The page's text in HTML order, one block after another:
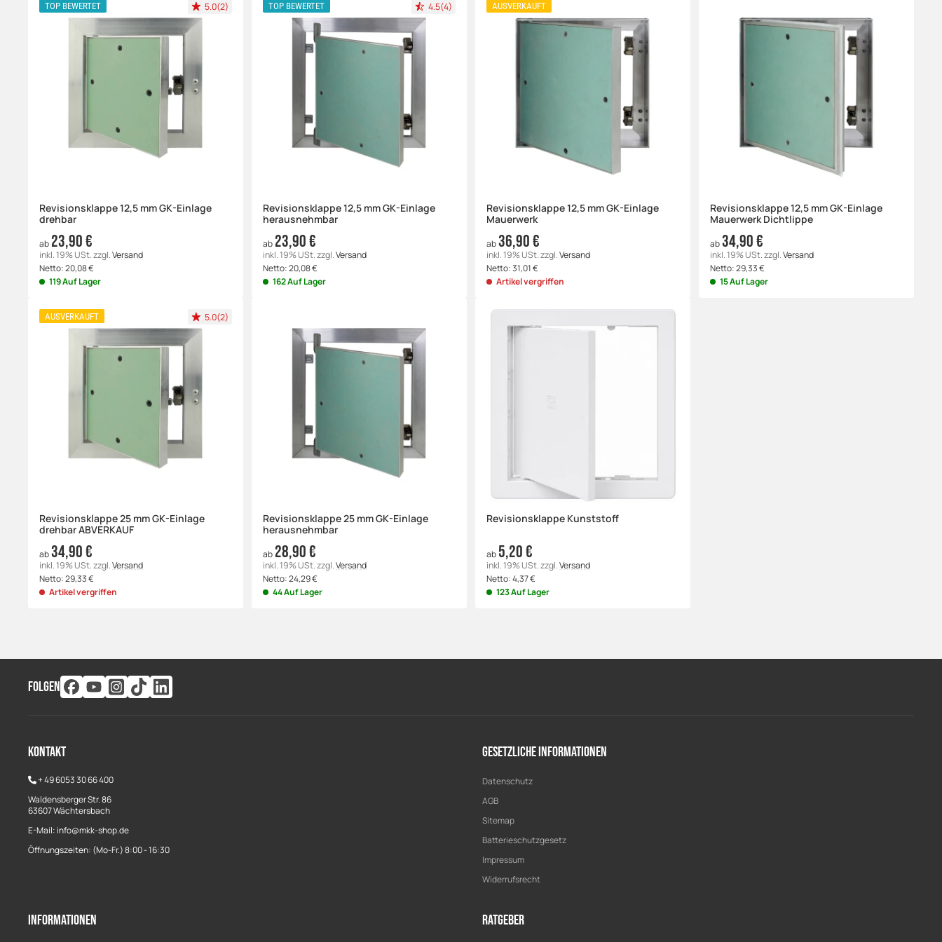
TOP BEWERTET 5.0(2)
Revisionsklappe 12,5 mm GK-Einlage
drehbar
ab 23,90 €
inkl. 19% USt.zzgl.Versand
Netto:20,08€
119 Auf Lager
TOP BEWERTET 4.5(4)
Revisionsklappe 12,5 mm GK-Einlage
herausnehmbar
ab 23,90 €
inkl. 19% USt.zzgl.Versand
Netto:20,08€
162 Auf Lager
AUSVERKAUFT
Revisionsklappe 12,5 mm GK-Einlage
Mauerwerk
ab36,90 €
inkl. 19% USt.zzgl.Versand
Netto:31,01€
Artikel vergriffen
Revisionsklappe 12,5 mm GK-Einlage
Mauerwerk Dichtlippe
ab34,90 €
inkl. 19% USt.zzgl.Versand
Netto:29,33€
15 Auf Lager
AUSVERKAUFT 5.0(2)
Revisionsklappe 25 mm GK-Einlage
drehbar ABVERKAUF
ab34,90 €
inkl. 19% USt.zzgl.Versand
Netto:29,33€
Artikel vergriffen
Revisionsklappe 25 mm GK-Einlage
herausnehmbar
ab 28,90 €
inkl. 19% USt.zzgl.Versand
Netto:24,29€
44 Auf Lager
Revisionsklappe Kunststoff
ab 5,20 €
inkl. 19% USt.zzgl.Versand
Netto:4,37€
123 Auf Lager
FOLGEN
Kontakt
+49 6053 30 66 400
Waldensberger Str. 86
63607 Wächtersbach
E-Mail: info@mkk-shop.de
Öffnungszeiten: (Mo-Fr.) 8:00 - 16:30
Gesetzliche Informationen
Datenschutz
AGB
Sitemap
Batterieschutzgesetz
Impressum
Widerrufsrecht
Informationen Ratgeber